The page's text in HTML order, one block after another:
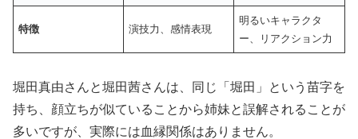
特徴 演技力、感情表現
明るいキャラクタ
ー、リアクション力
堀田真由さんと堀田茜さんは、同じ「堀田」という苗字を
持ち、顔立ちが似ていることから姉妹と誤解されることが
多いですが、実際には血縁関係はありません。